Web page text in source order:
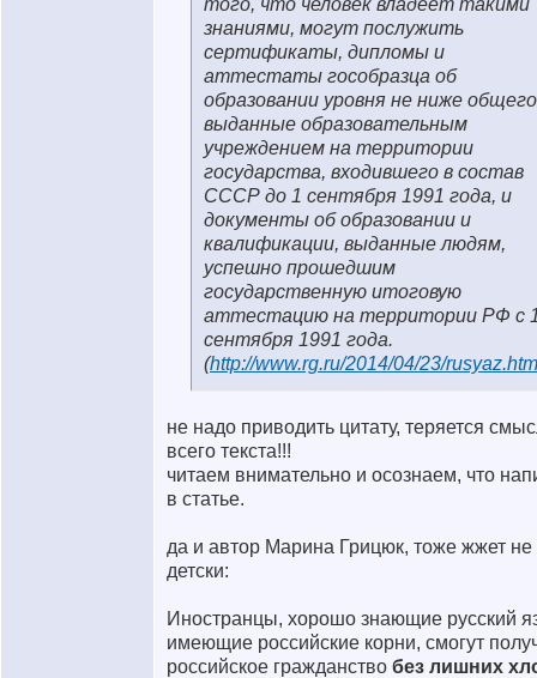
того, что человек владеет такими
знаниями, могут послужить
сертификаты, дипломы и
аттестаты гособразца об
образовании уровня не ниже
выданные образовательным
учреждением на территории
государства, входившего в состав
СССР до 1 сентября 1991 года, и
документы об образовании и
квалификации, выданные людям,
успешно прошедшим
государственную итоговую
аттестацию на территории РФ с
сентября 1991 года.
(http://www.rg.ru/2014/04/23/
не надо приводить цитату, теряется
всего текста!!!
читаем внимательно и осознаем, что
в статье.
да и автор Марина Грицюк, тоже жжет не
детски:
Иностранцы, хорошо знающие русский
имеющие российские корни, смогут
российское гражданство без лишних